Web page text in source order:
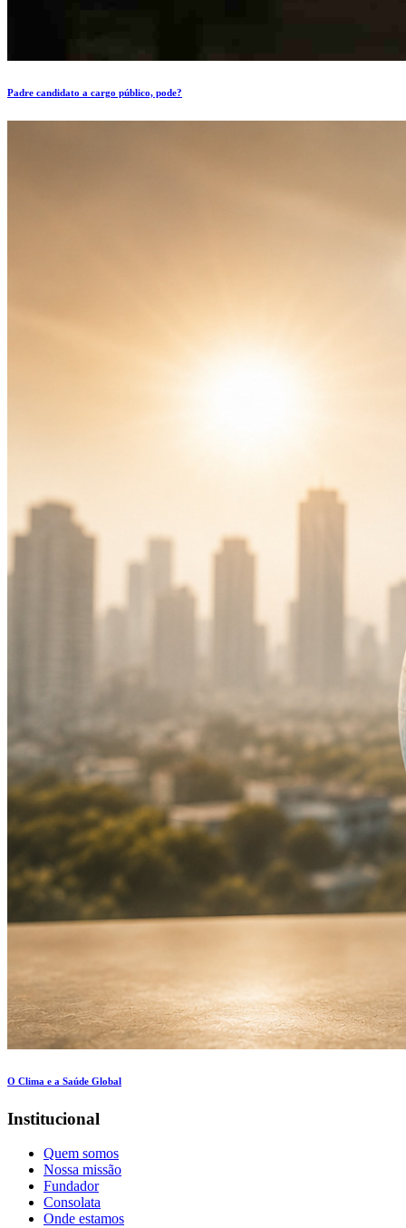
Padre candidato a cargo público, pode?
O Clima e a Saúde Global
Institucional
Quem somos
Nossa missão
Fundador
Consolata
Onde estamos